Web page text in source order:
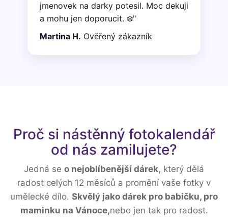
jmenovek na darky potesil. Moc dekuji
a mohu jen doporucit. ❄️"
Martina H. Ověřený zákazník
Proč si nástěnný fotokalendář
od nás zamilujete?
Jedná se o nejoblíbenější dárek, který dělá
radost celých 12 měsíců a promění vaše fotky v
umělecké dílo. Skvělý jako dárek pro babičku, pro
maminku na Vánoce,nebo jen tak pro radost.